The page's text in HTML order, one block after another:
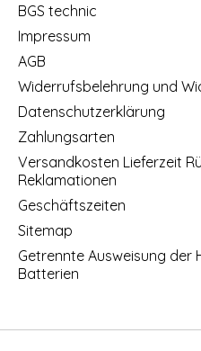
BGS technic
Impressum
AGB
Widerrufsbelehrung und
Datenschutzerklärung
Zahlungsarten
Versandkosten Lieferzeit
Reklamationen
Geschäftszeiten
Sitemap
Getrennte Ausweisung der
Batterien